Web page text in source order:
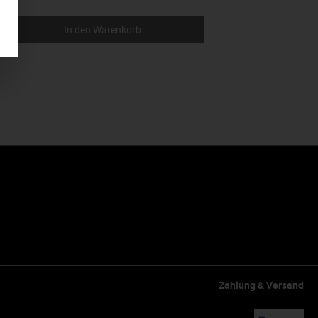
In den Warenkorb
Zahlung & Versand